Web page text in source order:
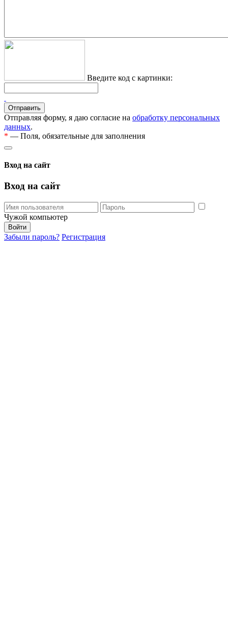
Введите код с картинки:
Отправляя форму, я даю согласие на обработку персональных
данных.
* — Поля, обязательные для заполнения
Вход на сайт
Вход на сайт
Чужой компьютер
Забыли пароль? Регистрация